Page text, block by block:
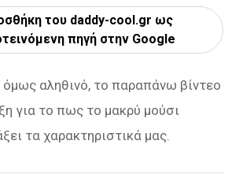
του daddy-cool.gr ως
πηγή στην Google
όμως αληθινό, το παραπάνω βίντεο
για το πως το μακρύ μούσι
τα χαρακτηριστικά μας.